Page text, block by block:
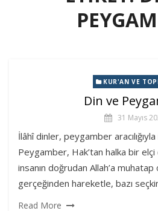
KUR'AN VE
Din ve
31 Mayıs
İlâhî dinler, peygamber aracılığıyla
Peygamber, Hak’tan halka bir
insanın doğrudan Allah’a muhatap
gerçeğinden hareketle, bazı
Read More